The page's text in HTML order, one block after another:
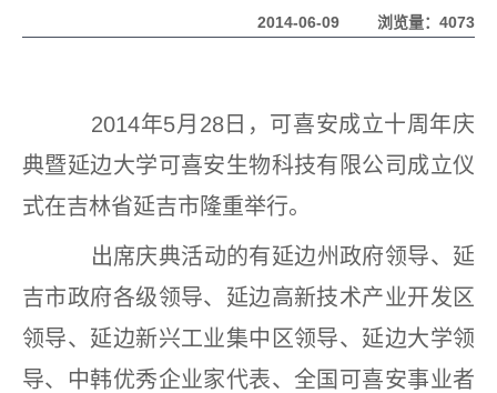
2014-06-09 浏览量：4073
2014年5月28日，可喜安成立十周年庆
典暨延边大学可喜安生物科技有限公司成立仪
式在吉林省延吉市隆重举行。
出席庆典活动的有延边州政府领导、延
吉市政府各级领导、延边高新技术产业开发区
领导、延边新兴工业集中区领导、延边大学领
导、中韩优秀企业家代表、全国可喜安事业者